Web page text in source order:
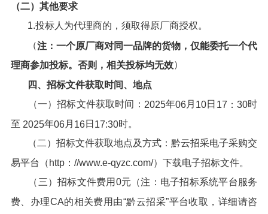
（二）其他要求
1.投标人为代理商的，须取得原厂商授权。
（注： 一个原厂商对同一品牌的货物，仅能委托一个代
理商参加投标。 否则， 相关投标均无效）
四、招标文件获取时间、地点
（一）招标文件获取时间： 2025年06月 10日 17：30时
至 2025年06月 16日 17:30时。
（二）招标文件获取地点及方式：黔云招采电子采购交
易平台（http：//www.e-qyzc.com/）下载电子招标文件。
（三）招标文件费用0元（注：电子招标系统平台服务
费、办理CA的相关费用由“黔云招采”平台收取，详细请咨